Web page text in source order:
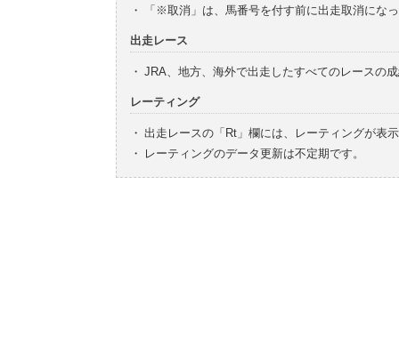
・ 「※取消」は、馬番号を付す前に出走取消にな
出走レース
・ JRA、地方、海外で出走したすべてのレースの
レーティング
・ 出走レースの「Rt」欄には、レーティングが表
・
レーティングのデータ更新は不定期です。